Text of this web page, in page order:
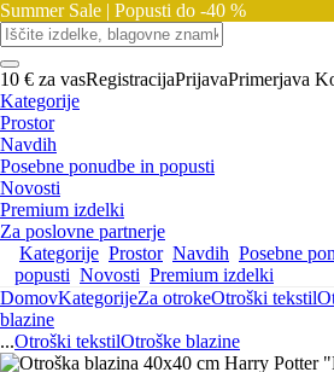
Summer Sale | Popusti do -40 %
10 € za vasRegistracijaPrijavaPrimerjava
Kategorije
Prostor
Navdih
Posebne ponudbe in popusti
Novosti
Premium izdelki
Za poslovne partnerje
Kategorije Prostor Navdih Posebne
popusti Novosti Premium izdelki
DomovKategorijeZa otrokeOtroški tekstil
blazine
...Otroški tekstilOtroške blazine